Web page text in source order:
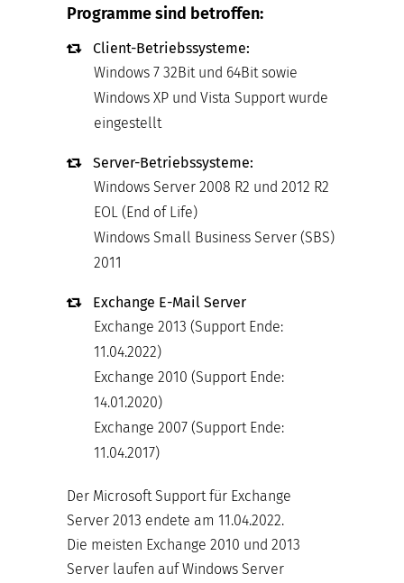
Programme sind betroffen:
Client-Betriebssysteme:
Windows 7 32Bit und 64Bit sowie
Windows XP und Vista Support wurde
eingestellt
Server-Betriebssysteme:
Windows Server 2008 R2 und 2012 R2
EOL (End of Life)
Windows Small Business Server (SBS)
2011
Exchange E-Mail Server
Exchange 2013 (Support Ende:
11.04.2022)
Exchange 2010 (Support Ende:
14.01.2020)
Exchange 2007 (Support Ende:
11.04.2017)
Der Microsoft Support für Exchange
Server 2013 endete am 11.04.2022.
Die meisten Exchange 2010 und 2013
Server laufen auf Windows Server